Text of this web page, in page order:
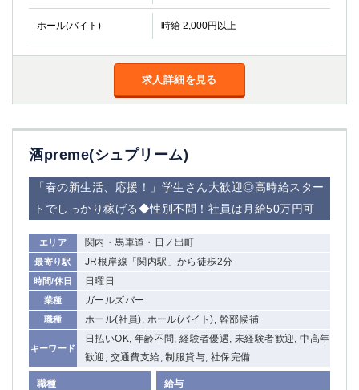
ホール(バイト) 時給 2,000円以上
求人詳細を見る
酒preme(シュプリーム)
「春の新生活、応援！」学生さん大歓迎◎高時給スター
トでしっかり稼げる◆性別不問！社員は月給50万円可
エリア 関内・馬車道・日ノ出町
最寄り駅 JR根岸線「関内駅」から徒歩2分
時間/休日 日曜日
業種 ガールズバー
職種 ホール(社員), ホール(バイト), 幹部候補
キーワード
日払いOK, 年齢不問, 経験者優遇, 未経験者歓迎, 中高年
歓迎, 交通費支給, 制服貸与, 社保完備
職種 給与